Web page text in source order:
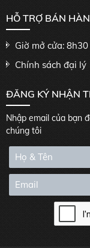
HỖ TRỢ BÁN
Giờ mở cửa:
Chính sách đại lý
ĐĂNG KÝ NHẬN
Nhập email của bạn
chúng tôi